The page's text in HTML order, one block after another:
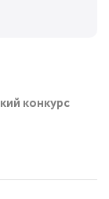
конкурс